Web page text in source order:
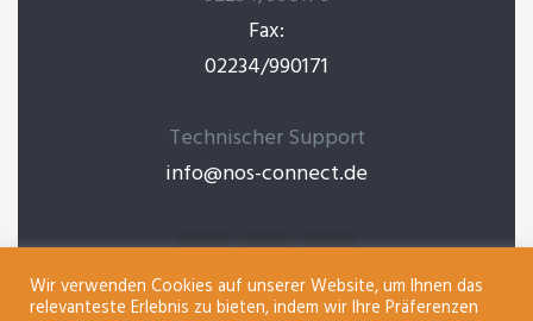
Fax:
02234/990171
Technischer Support
info@nos-connect.de
Wir verwenden Cookies auf unserer Website, um Ihnen das
relevanteste Erlebnis zu bieten, indem wir Ihre Präferenzen